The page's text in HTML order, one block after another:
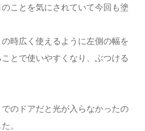
ことを気にされていて今回も塗
時広く使えるように左側の幅を
とで使いやすくなり、ぶつける
のドアだと光が入らなかったの
。